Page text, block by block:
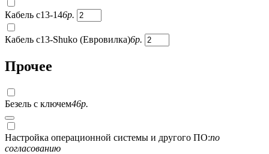
Кабель c13-146р.
Кабель c13-Shuko (Евровилка)6р.
Прочее
Безель с ключем46р.
Настройка операционной системы и другого ПО:по
согласованию